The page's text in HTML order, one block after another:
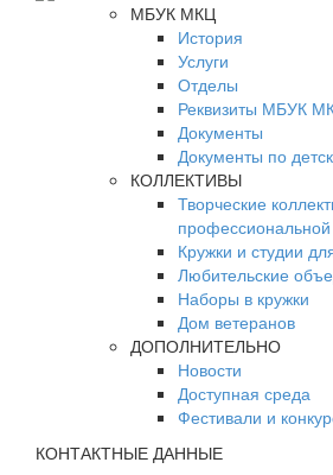
МБУК МКЦ
История
Услуги
Отделы
Реквизиты МБУК
Документы
Документы по
КОЛЛЕКТИВЫ
Творческие
Кружки и студии
Любительские
Наборы в кружки
Дом ветеранов
ДОПОЛНИТЕЛЬНО
Новости
Доступная среда
Фестивали и
КОНТАКТНЫЕ ДАННЫЕ